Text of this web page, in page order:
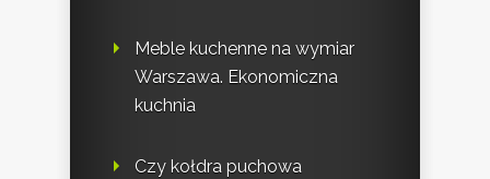
Meble kuchenne na wymiar
Warszawa. Ekonomiczna
kuchnia
Czy kołdra puchowa